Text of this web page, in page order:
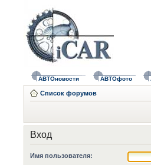
АВТОновости АВТОфото
Список форумов
Вход
Имя пользователя: